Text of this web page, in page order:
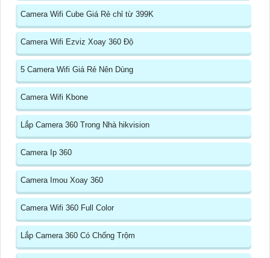
Camera Wifi Cube Giá Rẻ chỉ từ 399K
Camera Wifi Ezviz Xoay 360 Độ
5 Camera Wifi Giá Rẻ Nên Dùng
Camera Wifi Kbone
Lắp Camera 360 Trong Nhà hikvision
Camera Ip 360
Camera Imou Xoay 360
Camera Wifi 360 Full Color
Lắp Camera 360 Có Chống Trộm